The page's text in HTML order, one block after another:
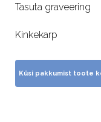
Tasuta graveering
Kinkekarp